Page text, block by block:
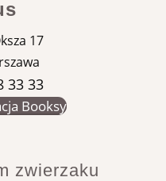
17
33 33
Booksy
zwierzaku